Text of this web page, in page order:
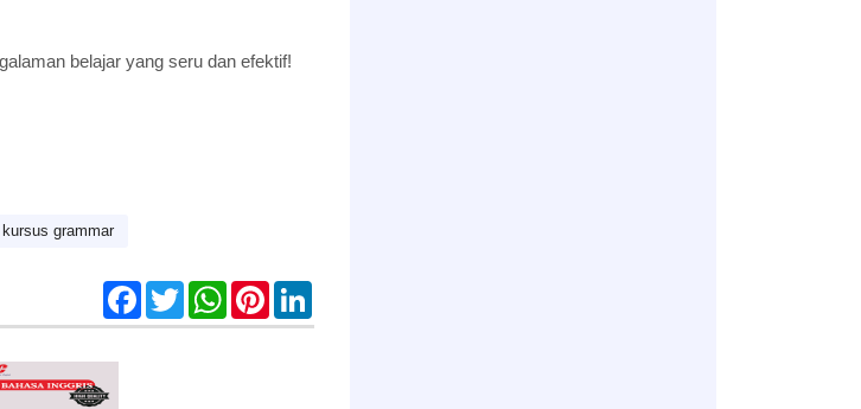
belajar yang seru dan efektif!
kursus grammar
F
c
T
w
i
W
a
P
n
n